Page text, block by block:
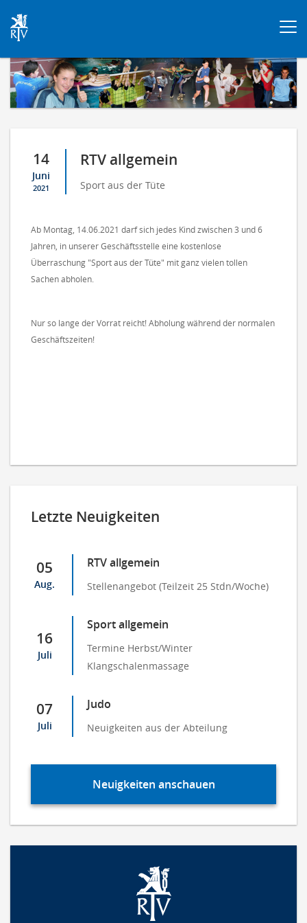
14
Juni
2021
RTV allgemein
Sport aus der Tüte
Ab Montag, 14.06.2021 darf sich jedes Kind zwischen 3 und 6
Jahren, in unserer Geschäftsstelle eine kostenlose
Überraschung "Sport aus der Tüte" mit ganz vielen tollen
Sachen abholen.
Nur so lange der Vorrat reicht! Abholung während der normalen
Geschäftszeiten!
Letzte Neuigkeiten
05
Aug.
RTV allgemein
Stellenangebot (Teilzeit 25 Stdn/Woche)
16
Juli
Sport allgemein
Termine Herbst/Winter
Klangschalenmassage
07
Juli
Judo
Neuigkeiten aus der Abteilung
Neuigkeiten anschauen